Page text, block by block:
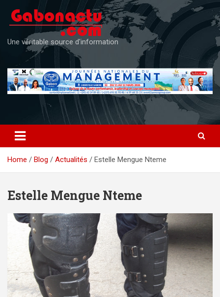
content
Une véritable source d'information
Home Blog Actualités Estelle Mengue Nteme
Estelle Mengue Nteme